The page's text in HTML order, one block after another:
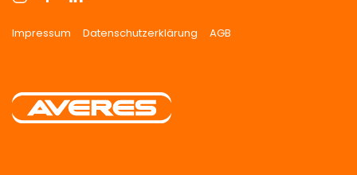
Impressum Datenschutzerklärung AGB